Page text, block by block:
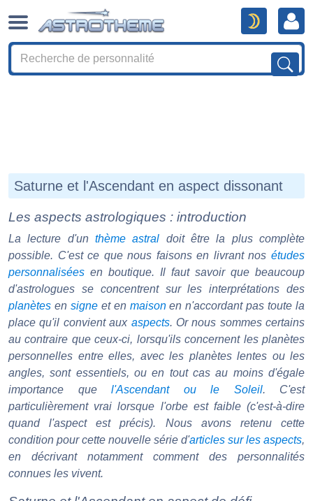
Saturne et l'Ascendant en aspect dissonant
Les aspects astrologiques : introduction
La lecture d'un thème astral doit être la plus complète
possible. C'est ce que nous faisons en livrant nos études
personnalisées en boutique. Il faut savoir que beaucoup
d'astrologues se concentrent sur les interprétations des
planètes en signeet en maisonen n'accordant pas toute la
place qu'il convient aux aspects. Or nous sommes certains
au contraire que ceux-ci, lorsqu'ils concernent les planètes
personnelles entre elles, avec les planètes lentes ou les
angles, sont essentiels, ou en tout cas au moins d'égale
importance que l'Ascendant ou le Soleil. C'est
particulièrement vrai lorsque l'orbe est faible (c'est-à-dire
quand l'aspect est précis). Nous avons retenu cette
condition pour cette nouvelle série d'articles sur les aspects,
en décrivant notamment comment des personnalités
connues les vivent.